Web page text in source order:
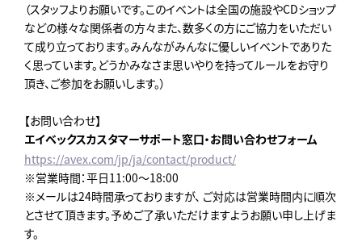
（スタッフよりお願いです。このイベントは全国の施設やCDショップ
などの様々な関係者の方々また、数多くの方にご協力をいただい
て成り立っております。みんながみんなに優しいイベントでありた
く思っています。どうかみなさま思いやりを持ってルールをお守り
頂き、ご参加をお願いします。）
【お問い合わせ】
エイベックスカスタマーサポート窓口・お問い合わせフォーム
https://avex.com/jp/ja/contact/product/
※営業時間：平日11:00～18:00
※メールは24時間承っておりますが、 ご対応は営業時間内に順次
とさせて頂きます。予めご了承いただけますようお願い申し上げま
す。